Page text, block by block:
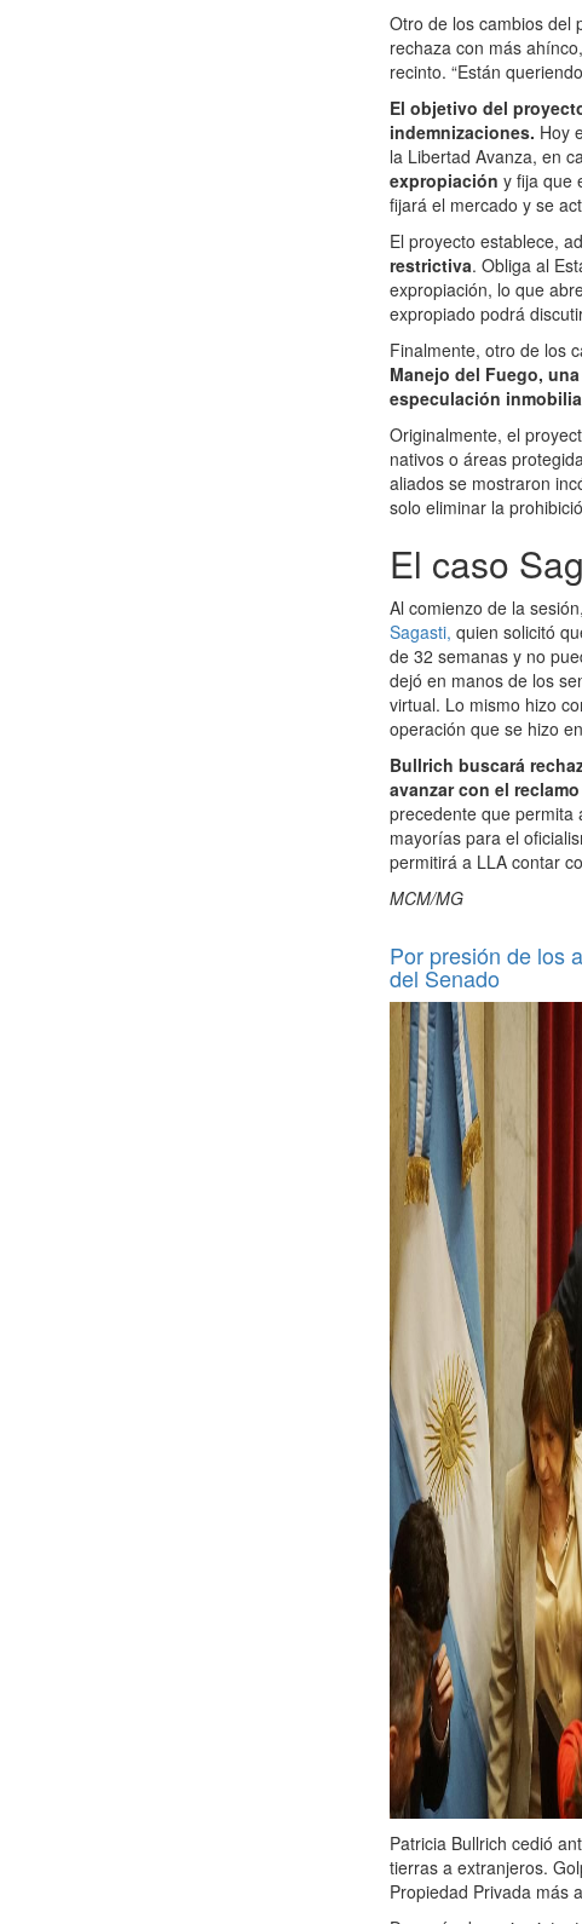
Otro de los cambios del
rechaza con más
recinto. “Están
El objetivo del
indemnizaciones. Hoy
la Libertad Avanza, en
expropiación y fija que
fijará el mercado y se
El proyecto establece,
restrictiva. Obliga al
expropiación, lo que
expropiado podrá
Finalmente, otro de los
Manejo del Fuego,
especulación
Originalmente, el
nativos o áreas
aliados se mostraron
solo eliminar la
El caso
Al comienzo de la
Sagasti, quien solicitó
de 32 semanas y no
dejó en manos de los
virtual. Lo mismo hizo
operación que se hizo
Bullrich buscará
avanzar con el
precedente que permita
mayorías para el
permitirá a LLA contar
MCM/MG
Por presión de los
del Senado
Patricia Bullrich cedió
tierras a extranjeros.
Propiedad Privada más